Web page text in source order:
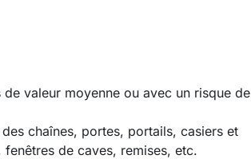
valeur moyenne ou avec un risque de
chaînes, portes, portails, casiers et
de caves, remises, etc.